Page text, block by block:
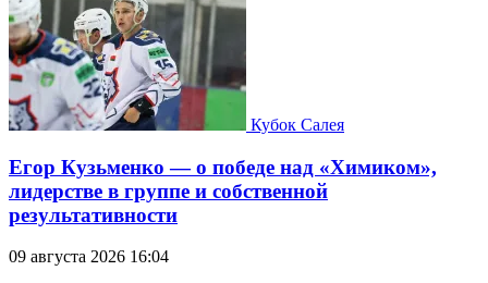
Кубок Салея
Егор Кузьменко — о победе над «Химиком»,
лидерстве в группе и собственной
результативности
09 августа 2026 16:04